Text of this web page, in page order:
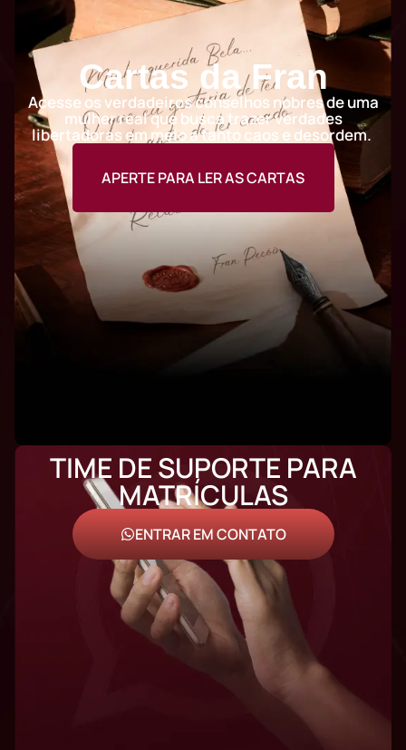
Cartas da Fran
Acesse os verdadeiros conselhos nobres de uma
mulher real que busca trazer verdades
libertadoras em meio a tanto caos e desordem.
APERTE PARA LER AS CARTAS
TIME DE SUPORTE PARA
MATRÍCULAS
ENTRAR EM CONTATO